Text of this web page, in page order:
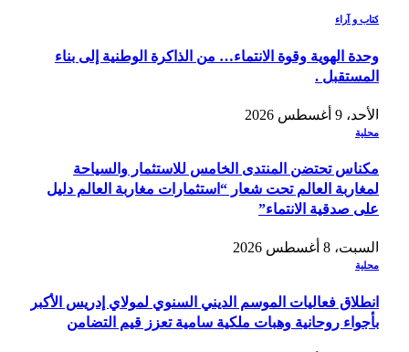
كتاب و آراء
وحدة الهوية وقوة الانتماء… من الذاكرة الوطنية إلى بناء
المستقبل .
الأحد، 9 أغسطس 2026
محلية
مكناس تحتضن المنتدى الخامس للاستثمار والسياحة
لمغاربة العالم تحت شعار “استثمارات مغاربة العالم دليل
على صدقية الانتماء”
السبت، 8 أغسطس 2026
محلية
انطلاق فعاليات الموسم الديني السنوي لمولاي إدريس الأكبر
بأجواء روحانية وهبات ملكية سامية تعزز قيم التضامن